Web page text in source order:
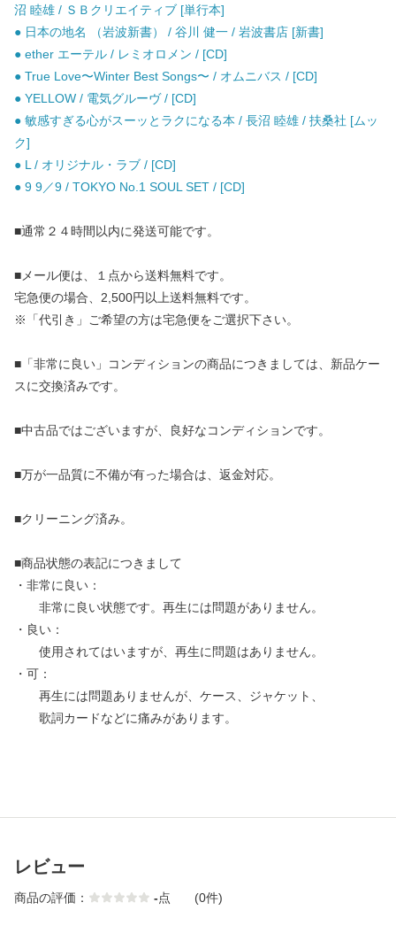
沼 睦雄 / ＳＢクリエイティブ [単行本]
● 日本の地名 （岩波新書） / 谷川 健一 / 岩波書店 [新書]
● ether エーテル / レミオロメン / [CD]
● True Love〜Winter Best Songs〜 / オムニバス / [CD]
● YELLOW / 電気グルーヴ / [CD]
● 敏感すぎる心がスーッとラクになる本 / 長沼 睦雄 / 扶桑社 [ムッ
ク]
● L / オリジナル・ラブ / [CD]
● 9 9／9 / TOKYO No.1 SOUL SET / [CD]
■通常２４時間以内に発送可能です。
■メール便は、１点から送料無料です。
宅急便の場合、2,500円以上送料無料です。
※「代引き」ご希望の方は宅急便をご選択下さい。
■「非常に良い」コンディションの商品につきましては、新品ケー
スに交換済みです。
■中古品ではございますが、良好なコンディションです。
■万が一品質に不備が有った場合は、返金対応。
■クリーニング済み。
■商品状態の表記につきまして
・非常に良い：
非常に良い状態です。再生には問題がありません。
・良い：
使用されてはいますが、再生に問題はありません。
・可：
再生には問題ありませんが、ケース、ジャケット、
歌詞カードなどに痛みがあります。
レビュー
商品の評価： -点 (0件)